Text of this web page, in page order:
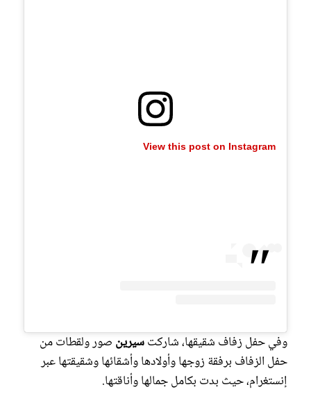
View this post on Instagram
وفي حفل زفاف شقيقها، شاركتسيرين صور ولقطات من
حفل الزفاف برفقة زوجها وأولادها وأشقائها وشقيقتها عبر
إنستغرام، حيث بدت بكامل جمالها وأناقتها.